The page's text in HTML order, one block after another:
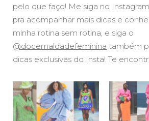
pelo que faço! Me siga no Instagram
pra acompanhar mais dicas e
minha rotina sem rotina, e siga o
@docemaldadefeminina também
dicas exclusivas do Insta! Te